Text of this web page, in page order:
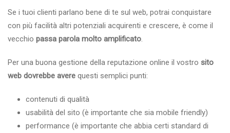
Se i tuoi clienti parlano bene di te sul web, potrai conquistare
con più facilità altri potenziali acquirenti e crescere, è come il
vecchio passa parola molto amplificato.
Per una buona gestione della reputazione online il vostro sito
web dovrebbe avere questi semplici punti:
contenuti di qualità
usabilità del sito (è importante che sia mobile friendly)
performance (è importante che abbia certi standard di